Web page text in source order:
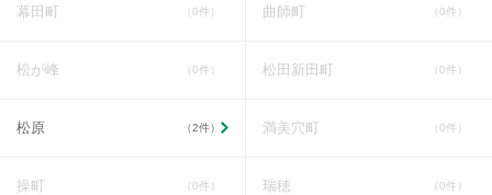
幕田町 （0件） 曲師町 （0件）
松が峰 （0件） 松田新田町 （0件）
松原 （2件） 満美穴町 （0件）
操町 （0件） 瑞穂 （0件）